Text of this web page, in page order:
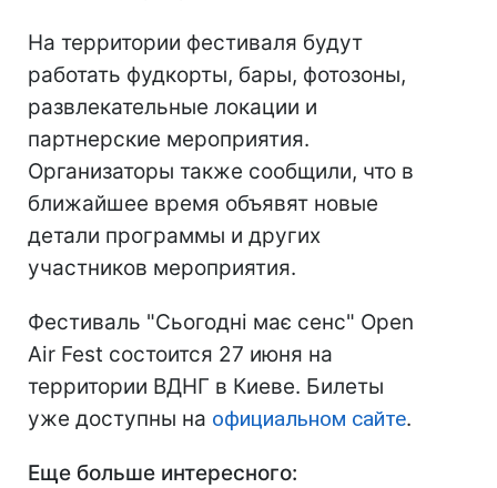
На территории фестиваля будут
работать фудкорты, бары, фотозоны,
развлекательные локации и
партнерские мероприятия.
Организаторы также сообщили, что в
ближайшее время объявят новые
детали программы и других
участников мероприятия.
Фестиваль "Сьогодні має сенс" Open
Air Fest состоится 27 июня на
территории ВДНГ в Киеве. Билеты
уже доступны на официальном сайте.
Еще больше интересного: